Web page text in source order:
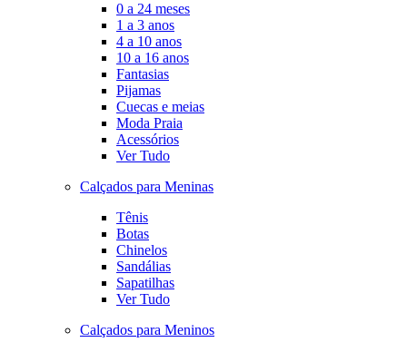
0 a 24 meses
1 a 3 anos
4 a 10 anos
10 a 16 anos
Fantasias
Pijamas
Cuecas e meias
Moda Praia
Acessórios
Ver Tudo
Calçados para Meninas
Tênis
Botas
Chinelos
Sandálias
Sapatilhas
Ver Tudo
Calçados para Meninos